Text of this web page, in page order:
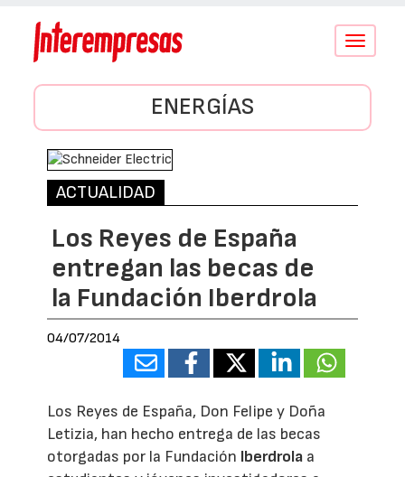
Conmutar
ENERGÍAS
ACTUALIDAD
Los Reyes de España
entregan las becas de
la Fundación Iberdrola
04/07/2014
Los Reyes de España, Don Felipe y Doña
Letizia, han hecho entrega de las becas
otorgadas por la Fundación Iberdrola a